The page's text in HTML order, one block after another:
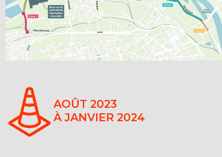
AOÛT 2023
À JANVIER 2024